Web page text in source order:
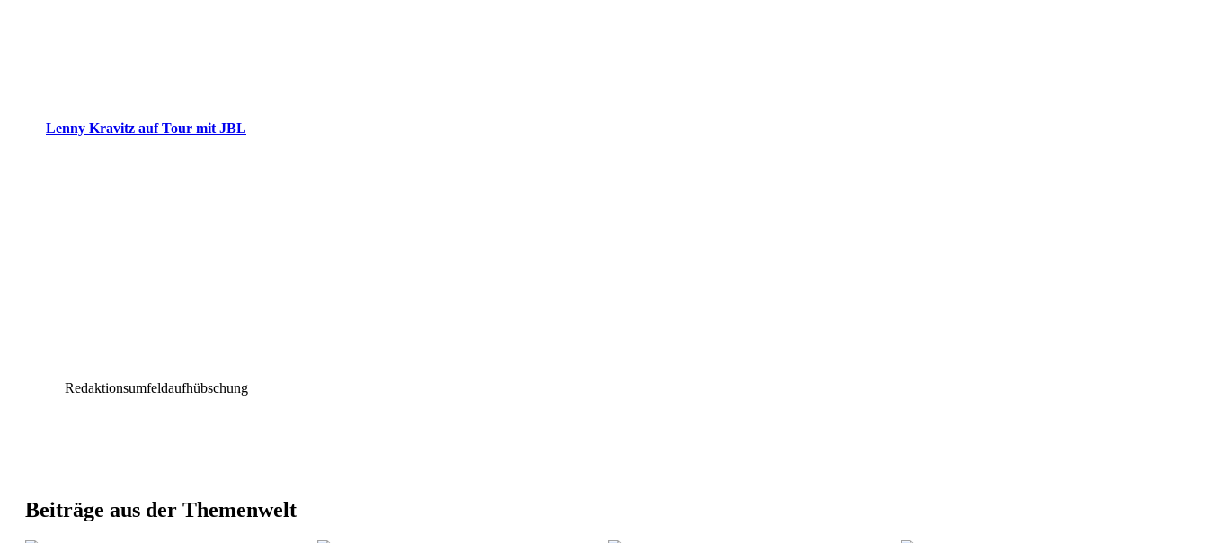
Lenny Kravitz auf Tour mit JBL
Redaktionsumfeldaufhübschung
Beiträge aus der Themenwelt